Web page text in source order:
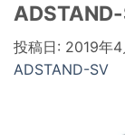
投稿日: 2019年4
ADSTAND-SV